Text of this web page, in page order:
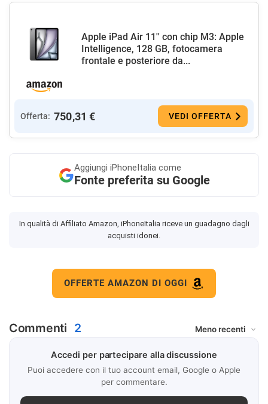
Apple iPad Air 11'' con chip M3: Apple
Intelligence, 128 GB, fotocamera
frontale e posteriore da...
Offerta: 750,31 € VEDI OFFERTA
Aggiungi iPhoneItalia come
Fonte preferita su Google
In qualità di Affiliato Amazon, iPhoneItalia riceve un guadagno dagli
acquisti idonei.
OFFERTE AMAZON DI OGGI
Commenti 2
Accedi per partecipare alla discussione
Puoi accedere con il tuo account email, Google o Apple
per commentare.